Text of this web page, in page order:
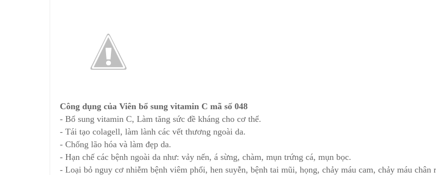
Công dụng của Viên bổ sung vitamin C mã số 048
- Bổ sung vitamin C, Làm tăng sức đề kháng cho cơ thể.
- Tái tạo colagell, làm lành các vết thương ngoài da.
- Chống lão hóa và làm đẹp da.
- Hạn chế các bệnh ngoài da như: vảy nến, á sừng, chàm, mụn trứng cá, mụn bọc.
- Loại bỏ nguy cơ nhiễm bệnh viêm phổi, hen suyễn, bệnh tai mũi, họng, chảy máu cam, chảy máu chân